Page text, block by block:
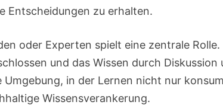
Entscheidungen zu erhalten.
oder Experten spielt eine zentrale
und das Wissen durch
in der Lernen nicht nur
Wissensverankerung.